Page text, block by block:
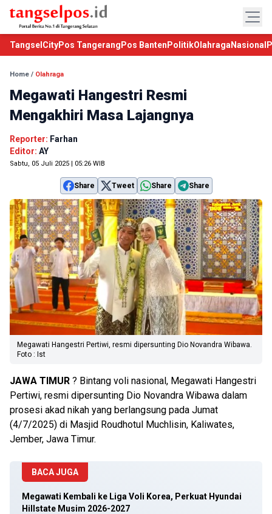
TangselCityPos Tangerang Pos Banten PolitikOlahraga Nasional
Home / Olahraga
Megawati Hangestri Resmi
Mengakhiri Masa Lajangnya
Reporter: Farhan
Editor: AY
Sabtu, 05 Juli 2025 | 05:26 WIB
Share Tweet Share Share
Megawati Hangestri Pertiwi, resmi dipersunting Dio Novandra Wibawa.
Foto : Ist
JAWA TIMUR ? Bintang voli nasional, Megawati Hangestri
Pertiwi, resmi dipersunting Dio Novandra Wibawa dalam
prosesi akad nikah yang berlangsung pada Jumat
(4/7/2025) di Masjid Roudhotul Muchlisin, Kaliwates,
Jember, Jawa Timur.
BACA JUGA
Megawati Kembali ke Liga Voli Korea, Perkuat Hyundai
Hillstate Musim 2026-2027